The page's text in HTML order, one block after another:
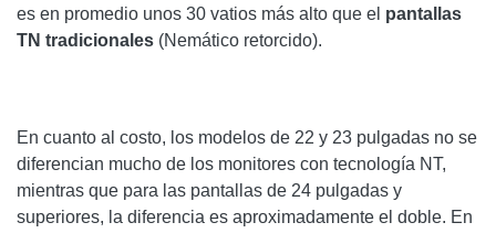
es en promedio unos 30 vatios más alto que el pantallas
TN tradicionales (Nemático retorcido).
En cuanto al costo, los modelos de 22 y 23 pulgadas no se
diferencian mucho de los monitores con tecnología NT,
mientras que para las pantallas de 24 pulgadas y
superiores, la diferencia es aproximadamente el doble. En